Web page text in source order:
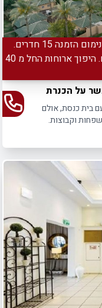
מחרים - 1600 ש"ח פנסיון מלא לזוג, מינימום הזמנה 15 חדרים.
בימי החופשים בקיץ הזמנה חדרים ליומיים. היפוך ארוחות החל מ 40
על הכנרת
בית כנסת, אולם
וקבוצות.